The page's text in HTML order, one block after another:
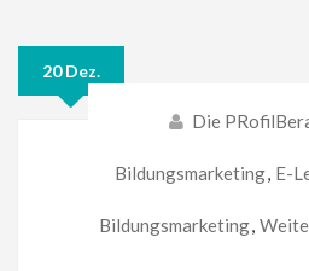
20 Dez.
Die
Bildungsmarketing, E-
Bildungsmarketing,